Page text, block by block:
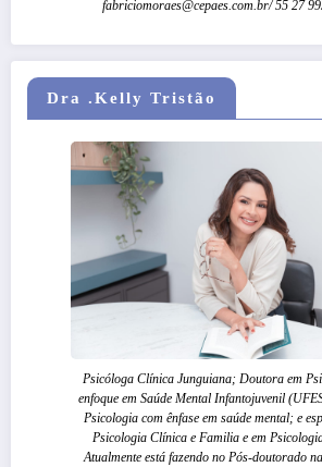
fabriciomoraes@cepaes.com.br/ 55 27
Dra .Kelly Tristão
Psicóloga Clínica Junguiana; Doutora em
enfoque em Saúde Mental Infantojuvenil
Psicologia com ênfase em saúde mental; e
Psicologia Clínica e Familia e em
Atualmente está fazendo no Pós-doutorado